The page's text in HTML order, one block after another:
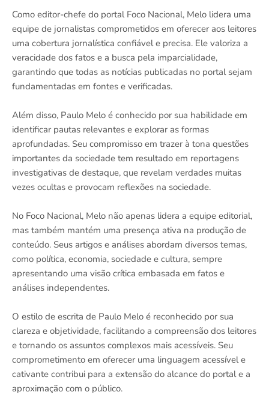
Como editor-chefe do portal Foco Nacional, Melo lidera uma
equipe de jornalistas comprometidos em oferecer aos leitores
uma cobertura jornalística confiável e precisa. Ele valoriza a
veracidade dos fatos e a busca pela imparcialidade,
garantindo que todas as notícias publicadas no portal sejam
fundamentadas em fontes e verificadas.
Além disso, Paulo Melo é conhecido por sua habilidade em
identificar pautas relevantes e explorar as formas
aprofundadas. Seu compromisso em trazer à tona questões
importantes da sociedade tem resultado em reportagens
investigativas de destaque, que revelam verdades muitas
vezes ocultas e provocam reflexões na sociedade.
No Foco Nacional, Melo não apenas lidera a equipe editorial,
mas também mantém uma presença ativa na produção de
conteúdo. Seus artigos e análises abordam diversos temas,
como política, economia, sociedade e cultura, sempre
apresentando uma visão crítica embasada em fatos e
análises independentes.
O estilo de escrita de Paulo Melo é reconhecido por sua
clareza e objetividade, facilitando a compreensão dos leitores
e tornando os assuntos complexos mais acessíveis. Seu
comprometimento em oferecer uma linguagem acessível e
cativante contribui para a extensão do alcance do portal e a
aproximação com o público.